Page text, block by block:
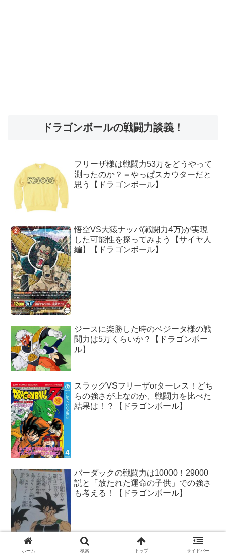
ドラゴンボールの戦闘力談義！
フリーザ様は戦闘力53万をどうやって
測ったのか？＝やっぱスカウターだと
思う【ドラゴンボール】
悟空VS大猿ナッパ(戦闘力4万)が実現
した可能性を探ってみよう【サイヤ人
編】【ドラゴンボール】
ジースに楽勝した時のベジータ様の戦
闘力は5万くらいか？【ドラゴンボー
ル】
スラッグVSフリーザorターレス！どち
らの強さが上なのか、戦闘力を比べた
結果は！？【ドラゴンボール】
バーダックの戦闘力は10000！29000
説と「放たれた運命の子供」での強さ
も考える！【ドラゴンボール】
ホーム 検索 トップ サイドバー